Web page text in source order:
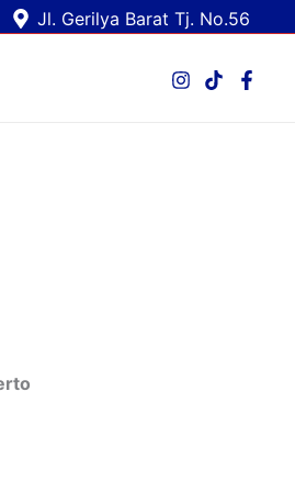
Jl. Gerilya Barat Tj. No.56